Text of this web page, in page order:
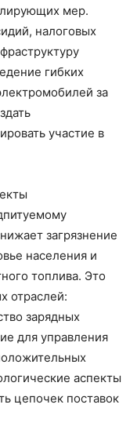
мер.
налоговых
гибких
за
участие в
загрязнение
населения и
топлива. Это
отраслей:
зарядных
для управления
аспекты
цепочек поставок